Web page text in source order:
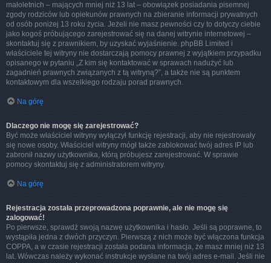
małoletnich – mających mniej niż 13 lat – obowiązek posiadania pisemnej
zgody rodziców lub opiekunów prawnych na zbieranie informacji prywatnych
od osób poniżej 13 roku życia. Jeżeli nie masz pewności czy to dotyczy ciebie
jako kogoś próbującego zarejestrować się na danej witrynie internetowej –
skontaktuj się z prawnikiem, by uzyskać wyjaśnienie. phpBB Limited i
właściciele tej witryny nie dostarczają pomocy prawnej z wyjątkiem przypadku
opisanego w pytaniu „Z kim się kontaktować w sprawach nadużyć lub
zagadnień prawnych związanych z tą witryną?”, a także nie są punktem
kontaktowym dla wszelkiego rodzaju porad prawnych.
Na górę
Dlaczego nie mogę się zarejestrować?
Być może właściciel witryny wyłączył funkcję rejestracji, aby nie rejestrowały
się nowe osoby. Właściciel witryny mógł także zablokować twój adres IP lub
zabronił nazwy użytkownika, którą próbujesz zarejestrować. W sprawie
pomocy skontaktuj się z administratorem witryny.
Na górę
Rejestracja została przeprowadzona poprawnie, ale nie mogę się
zalogować!
Po pierwsze, sprawdź swoją nazwę użytkownika i hasło. Jeśli są poprawne, to
wystąpiła jedna z dwóch przyczyn. Pierwszą z nich może być włączona funkcja
COPPA, a w czasie rejestracji została podana informacja, że masz mniej niż 13
lat. Wówczas należy wykonać instrukcje wysłane na twój adres e-mail. Jeśli nie